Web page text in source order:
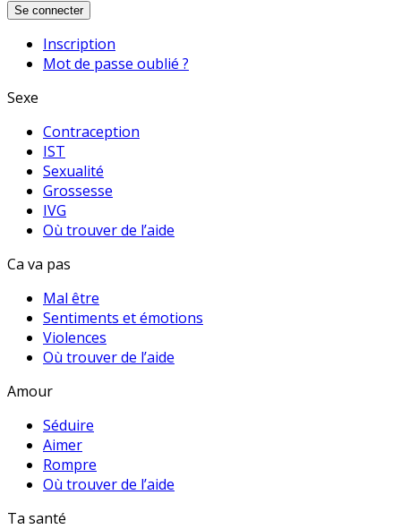
Se connecter
Inscription
Mot de passe oublié ?
Sexe
Contraception
IST
Sexualité
Grossesse
IVG
Où trouver de l’aide
Ca va pas
Mal être
Sentiments et émotions
Violences
Où trouver de l’aide
Amour
Séduire
Aimer
Rompre
Où trouver de l’aide
Ta santé